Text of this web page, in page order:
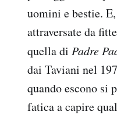
uomini e bestie.
attraversate da
quella di Padre
dai Taviani nel
quando escono si
fatica a capire